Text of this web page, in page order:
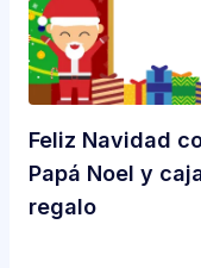
Feliz Navidad
Papá Noel y
regalo